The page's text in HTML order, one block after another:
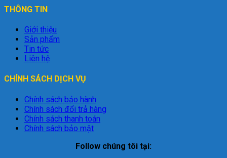
THÔNG TIN
Giới thiệu
Sản phẩm
Tin tức
Liên hệ
CHÍNH SÁCH DỊCH VỤ
Chính sách bảo hành
Chính sách đổi trả hàng
Chính sách thanh toán
Chính sách bảo mật
Follow chúng tôi tại: